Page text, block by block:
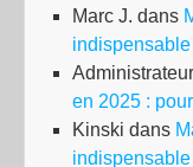
Marc J. dans
Administrateur
en 2025 :
Kinski dans